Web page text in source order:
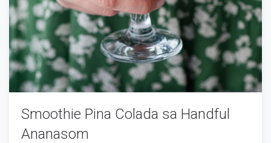
Smoothie Pina Colada sa Handful
Ananasom